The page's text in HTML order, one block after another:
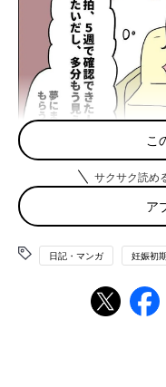
こ
サクサク読め
ア
日記・マンガ 妊娠初